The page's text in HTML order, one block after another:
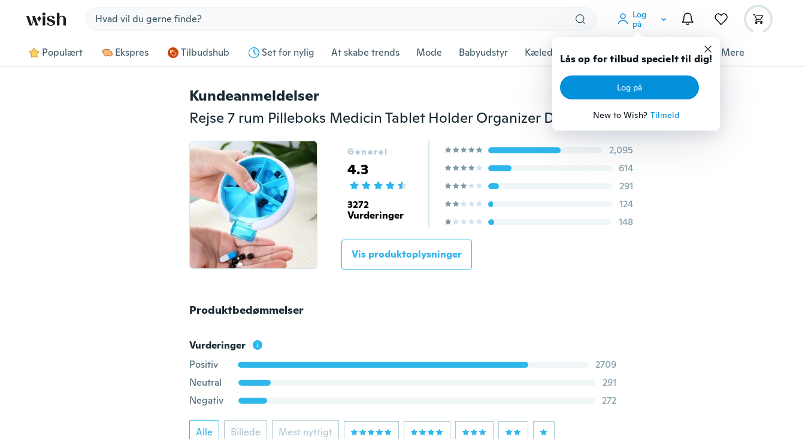
Log
på
Lås op for tilbud specielt til dig!
Log på
New to Wish? Tilmeld
Populært Ekspres Tilbudshub Set for nylig At skabe trends Mode Babyudstyr Kæledyrstilbehør Gadgets Værktøj Mere
Kundeanmeldelser
Rejse 7 rum Pilleboks Medicin Tablet Holder Organizer Dispenser sag
Generel
4.3
3272
Vurderinger
2,095
614
291
124
148
Vis produktoplysninger
Produktbedømmelser
Vurderinger
Positiv
2709
Neutral
291
Negativ
272
Alle Billede Mest nyttigt